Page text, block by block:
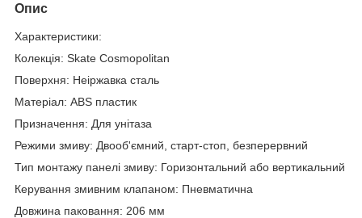
Опис
Характеристики:
Колекція: Skate Cosmopolitan
Поверхня: Неіржавка сталь
Матеріал: ABS пластик
Призначення: Для унітаза
Режими змиву: Двооб'ємний, старт-стоп, безперервний
Тип монтажу панелі змиву: Горизонтальний або вертикальний
Керування змивним клапаном: Пневматична
Довжина паковання: 206 мм